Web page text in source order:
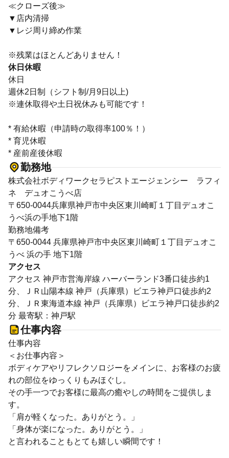
≪クローズ後≫
▼店内清掃
▼レジ周り締め作業
※残業はほとんどありません！
休日休暇
休日
週休2日制（シフト制/月9日以上)
※連休取得や土日祝休みも可能です！
* 有給休暇（申請時の取得率100％！）
* 育児休暇
* 産前産後休暇
勤務地
株式会社ボディワークセラピストエージェンシー ラフィ
ネ デュオこうべ店
〒650-0044兵庫県神戸市中央区東川崎町１丁目デュオこ
うべ浜の手地下1階
勤務地備考
〒650-0044 兵庫県神戸市中央区東川崎町１丁目デュオこ
うべ 浜の手 地下1階
アクセス
アクセス 神戸市営海岸線 ハーバーランド3番口徒歩約1
分、ＪＲ山陽本線 神戸（兵庫県）ビエラ神戸口徒歩約2
分、ＪＲ東海道本線 神戸（兵庫県）ビエラ神戸口徒歩約2
分 最寄駅：神戸駅
仕事内容
仕事内容
＜お仕事内容＞
ボディケアやリフレクソロジーをメインに、お客様のお疲
れの部位をゆっくりもみほぐし。
その手一つでお客様に最高の癒やしの時間をご提供しま
す。
「肩が軽くなった。ありがとう。」
「身体が楽になった。ありがとう。」
と言われることもとても嬉しい瞬間です！